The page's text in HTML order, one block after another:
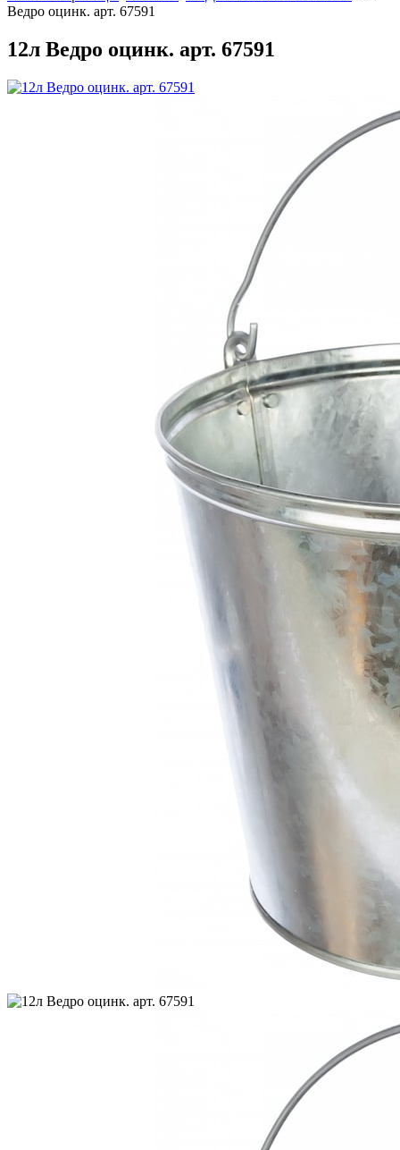
Ведро оцинк. арт. 67591
12л Ведро оцинк. арт. 67591